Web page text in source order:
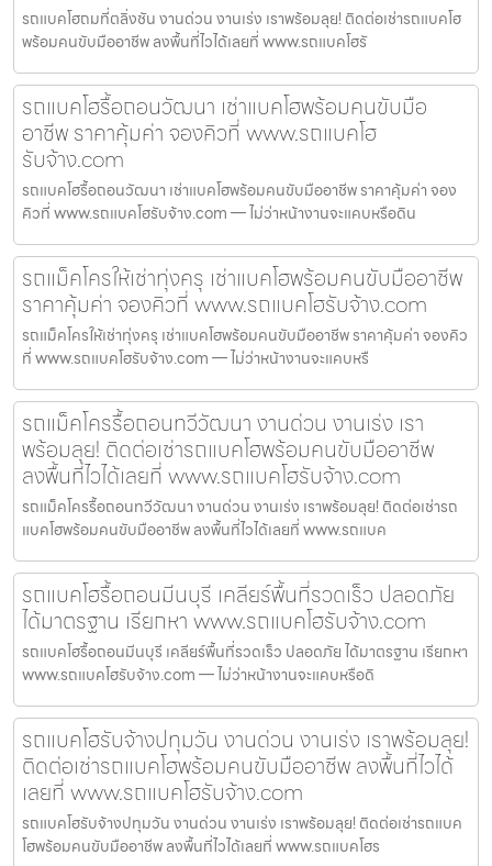
รถแบคโฮถมที่ตลิ่งชัน งานด่วน งานเร่ง เราพร้อมลุย! ติดต่อเช่ารถแบคโฮ
พร้อมคนขับมืออาชีพ ลงพื้นที่ไวได้เลยที่ www.รถแบคโฮรั
รถแบคโฮรื้อถอนวัฒนา เช่าแบคโฮพร้อมคนขับมือ
อาชีพ ราคาคุ้มค่า จองคิวที่ www.รถแบคโฮ
รับจ้าง.com
รถแบคโฮรื้อถอนวัฒนา เช่าแบคโฮพร้อมคนขับมืออาชีพ ราคาคุ้มค่า จอง
คิวที่ www.รถแบคโฮรับจ้าง.com — ไม่ว่าหน้างานจะแคบหรือดิน
รถแม็คโครให้เช่าทุ่งครุ เช่าแบคโฮพร้อมคนขับมืออาชีพ
ราคาคุ้มค่า จองคิวที่ www.รถแบคโฮรับจ้าง.com
รถแม็คโครให้เช่าทุ่งครุ เช่าแบคโฮพร้อมคนขับมืออาชีพ ราคาคุ้มค่า จองคิว
ที่ www.รถแบคโฮรับจ้าง.com — ไม่ว่าหน้างานจะแคบหรื
รถแม็คโครรื้อถอนทวีวัฒนา งานด่วน งานเร่ง เรา
พร้อมลุย! ติดต่อเช่ารถแบคโฮพร้อมคนขับมืออาชีพ
ลงพื้นที่ไวได้เลยที่ www.รถแบคโฮรับจ้าง.com
รถแม็คโครรื้อถอนทวีวัฒนา งานด่วน งานเร่ง เราพร้อมลุย! ติดต่อเช่ารถ
แบคโฮพร้อมคนขับมืออาชีพ ลงพื้นที่ไวได้เลยที่ www.รถแบค
รถแบคโฮรื้อถอนมีนบุรี เคลียร์พื้นที่รวดเร็ว ปลอดภัย
ได้มาตรฐาน เรียกหา www.รถแบคโฮรับจ้าง.com
รถแบคโฮรื้อถอนมีนบุรี เคลียร์พื้นที่รวดเร็ว ปลอดภัย ได้มาตรฐาน เรียกหา
www.รถแบคโฮรับจ้าง.com — ไม่ว่าหน้างานจะแคบหรือดิ
รถแบคโฮรับจ้างปทุมวัน งานด่วน งานเร่ง เราพร้อมลุย!
ติดต่อเช่ารถแบคโฮพร้อมคนขับมืออาชีพ ลงพื้นที่ไวได้
เลยที่ www.รถแบคโฮรับจ้าง.com
รถแบคโฮรับจ้างปทุมวัน งานด่วน งานเร่ง เราพร้อมลุย! ติดต่อเช่ารถแบค
โฮพร้อมคนขับมืออาชีพ ลงพื้นที่ไวได้เลยที่ www.รถแบคโฮร